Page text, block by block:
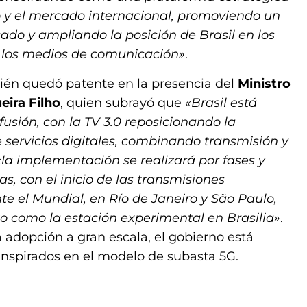
el mercado internacional, promoviendo un
y ampliando la posición de Brasil en los
medios de comunicación».
quedó patente en la presencia del Ministro
Filho, quien subrayó que «Brasil está
con la TV 3.0 reposicionando la
digitales, combinando transmisión y
implementación se realizará por fases y
con el inicio de las transmisiones
el Mundial, en Río de Janeiro y São Paulo,
como la estación experimental en Brasilia».
a gran escala, el gobierno está
en el modelo de subasta 5G.